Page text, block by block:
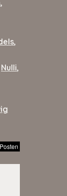
,
,
Nulli,